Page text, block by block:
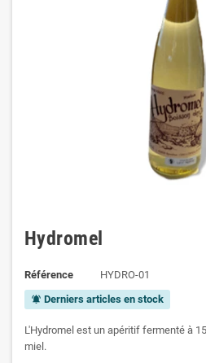
Hydromel
Référence HYDRO-01
notifications_active Derniers articles en stock
L'Hydromel est un apéritif fermenté à
miel.